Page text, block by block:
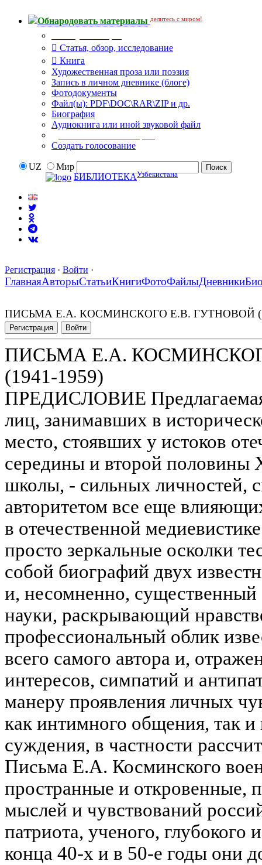
Обнародовать материалы делитесь с миром!
Статья, обзор, исследование
Книга
Художественная проза или поэзия
Запись в личном дневнике (блоге)
Фотодокументы
Файл(ы): PDF\DOC\RAR\ZIP и др.
Биография
Аудиокнига или иной звуковой файл
Создать голосование
UZ
Мир
БИБЛИОТЕКАУзбекистана
Регистрация · Войти ·
ГлавнаяАвторыСтатьиКнигиФотоФайлыДневники
ПИСЬМА Е.А. КОСМИНСКОГО Е.В. ГУТНОВОЙ
Регистрация Войти
ПИСЬМА Е.А.
(1941-1959)
ПРЕДИСЛОВИЕ Предлагаемая
лиц, занимавших в
место, стоявших у истоков
середины и второй половины
школы, - сильных личностей,
авторитетом все еще
в отечественной
просто зеркальные осколки
собой биографий двух
и, несомненно, существенный
науки, раскрывающий
профессиональный облик
всего самого автора и,
интересов, симпатий и
манеру проявления личных
как интимного общения, так
суждения, в частности
Письма Е.А. Косминского
пространные и откровенные,
мыслей и чувствований
патриота, ученого, глубокого
конца 40-х и в 50-е годы они